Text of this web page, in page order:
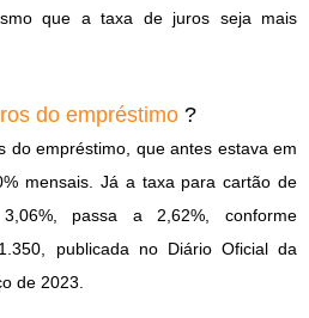
que a taxa de juros seja mais
do empréstimo ?
do empréstimo, que antes estava em
mensais. Já a taxa para cartão de
passa a 2,62%, conforme
publicada no Diário Oficial da
de 2023.